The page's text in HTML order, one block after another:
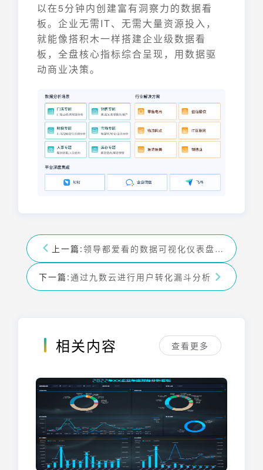
以在5分钟内创建富有洞察力的数据看
板。企业无需IT、无需大量资源投入，
就能像搭积木一样搭建企业级数据看
板，全盘核心指标综合呈现，用数据驱
动商业决策。
上一篇: 领导都爱看的数据可视化仪表盘，仅需3步—九数云
下一篇:通过九数云进行用户转化漏斗分析
相关内容 查看更多